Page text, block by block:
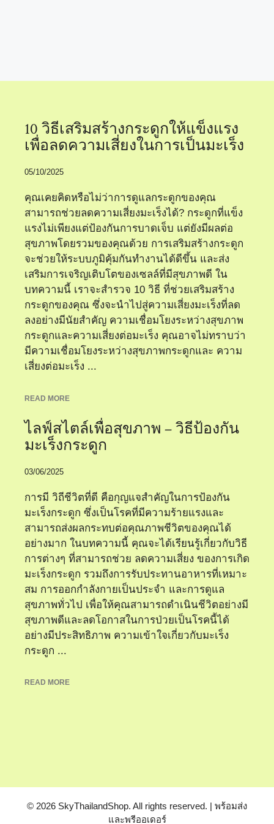
10 วิธีเสริมสร้างกระดูกให้แข็งแรง
เพื่อลดความเสี่ยงในการเป็นมะเร็ง
05/10/2025
คุณเคยคิดหรือไม่ว่าการดูแลกระดูกของคุณ
สามารถช่วยลดความเสี่ยงมะเร็งได้? กระดูกที่แข็ง
แรงไม่เพียงแต่ป้องกันการบาดเจ็บ แต่ยังมีผลต่อ
สุขภาพโดยรวมของคุณด้วย การเสริมสร้างกระดูก
จะช่วยให้ระบบภูมิคุ้มกันทำงานได้ดีขึ้น และส่ง
เสริมการเจริญเติบโตของเซลล์ที่มีสุขภาพดี ใน
บทความนี้ เราจะสำรวจ 10 วิธี ที่ช่วยเสริมสร้าง
กระดูกของคุณ ซึ่งจะนำไปสู่ความเสี่ยงมะเร็งที่ลด
ลงอย่างมีนัยสำคัญ ความเชื่อมโยงระหว่างสุขภาพ
กระดูกและความเสี่ยงต่อมะเร็ง คุณอาจไม่ทราบว่า
มีความเชื่อมโยงระหว่างสุขภาพกระดูกและ ความ
เสี่ยงต่อมะเร็ง ...
READ MORE
ไลฟ์สไตล์เพื่อสุขภาพ – วิธีป้องกัน
มะเร็งกระดูก
03/06/2025
การมี วิถีชีวิตที่ดี คือกุญแจสำคัญในการป้องกัน
มะเร็งกระดูก ซึ่งเป็นโรคที่มีความร้ายแรงและ
สามารถส่งผลกระทบต่อคุณภาพชีวิตของคุณได้
อย่างมาก ในบทความนี้ คุณจะได้เรียนรู้เกี่ยวกับวิธี
การต่างๆ ที่สามารถช่วย ลดความเสี่ยง ของการเกิด
มะเร็งกระดูก รวมถึงการรับประทานอาหารที่เหมาะ
สม การออกกำลังกายเป็นประจำ และการดูแล
สุขภาพทั่วไป เพื่อให้คุณสามารถดำเนินชีวิตอย่างมี
สุขภาพดีและลดโอกาสในการป่วยเป็นโรคนี้ได้
อย่างมีประสิทธิภาพ ความเข้าใจเกี่ยวกับมะเร็ง
กระดูก ...
READ MORE
© 2026 SkyThailandShop. All rights reserved. | พร้อมส่ง
และพรีออเดอร์